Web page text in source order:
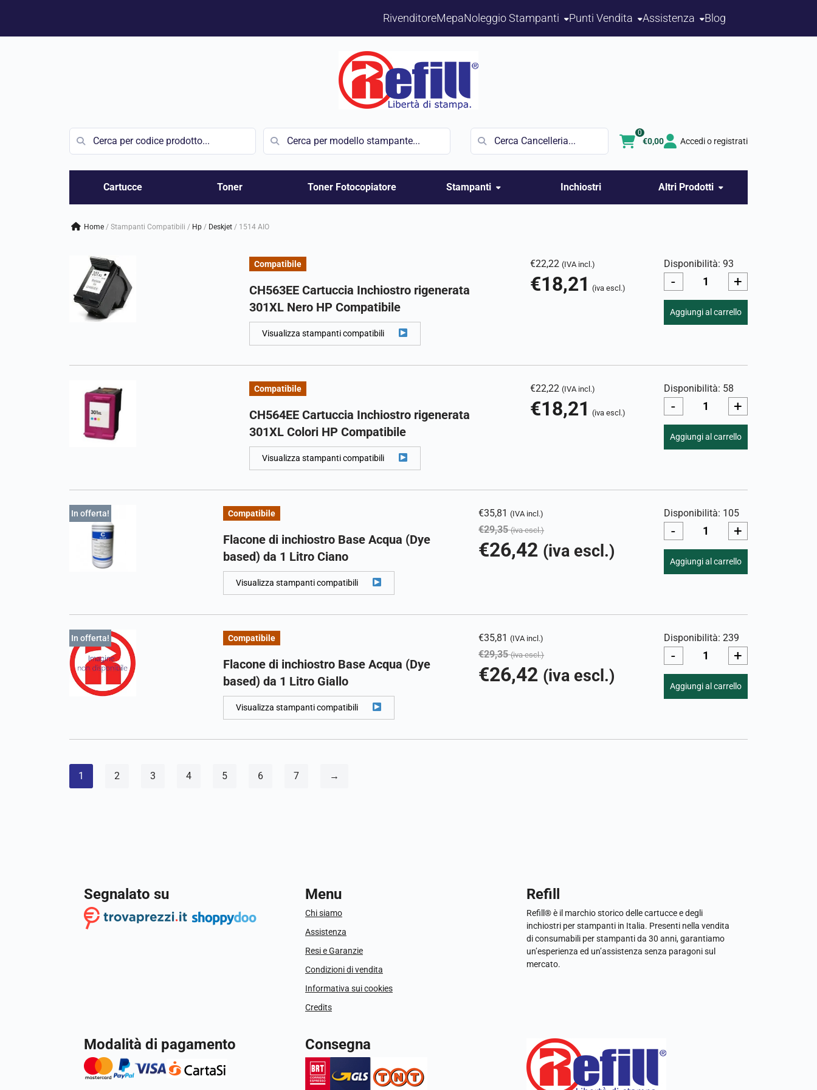
RivenditoreMepaNoleggio Stampanti Punti Vendita Assistenza Blog
Vai
€0,00
0
Accedi o registrati
Cartucce Toner Toner Fotocopiatore Stampanti Inchiostri Altri Prodotti
Home / Stampanti Compatibili / hp / deskjet / 1514 AIO
Compatibile
CH563EE Cartuccia Inchiostro rigenerata
301XL Nero HP Compatibile
Visualizza stampanti compatibili
€22,22 (IVA incl.)
€18,21 (iva escl.)
Disponibilità: 93
- +
Aggiungi al carrello
Compatibile
CH564EE Cartuccia Inchiostro rigenerata
301XL Colori HP Compatibile
Visualizza stampanti compatibili
€22,22 (IVA incl.)
€18,21 (iva escl.)
Disponibilità: 58
- +
Aggiungi al carrello
In offerta! Compatibile
Flacone di inchiostro Base Acqua (Dye
based) da 1 Litro Ciano
Visualizza stampanti compatibili
€35,81 (IVA incl.)
€29,35 (iva escl.)
€26,42 (iva escl.)
Disponibilità: 105
- +
Aggiungi al carrello
In offerta! Compatibile
Flacone di inchiostro Base Acqua (Dye
based) da 1 Litro Giallo
Visualizza stampanti compatibili
€35,81 (IVA incl.)
€29,35 (iva escl.)
€26,42 (iva escl.)
Disponibilità: 239
- +
Aggiungi al carrello
1 2 3 4 5 6 7 →
Segnalato su Menu
Chi siamo
Assistenza
Resi e Garanzie
Condizioni di vendita
Informativa sui cookies
Credits
Refill
Refill® è il marchio storico delle cartucce e degli
inchiostri per stampanti in Italia. Presenti nella vendita
di consumabili per stampanti da 30 anni, garantiamo
un’esperienza ed un’assistenza senza paragoni sul
mercato.
Modalità di pagamento Consegna